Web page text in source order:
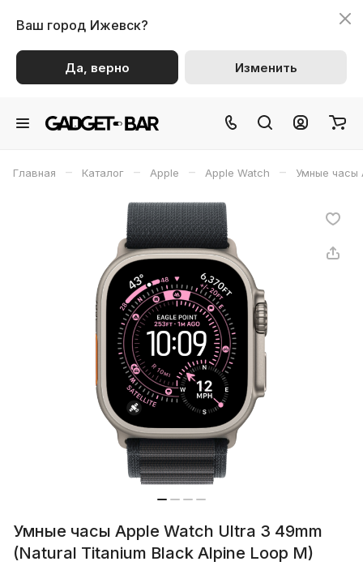
Ваш город Ижевск?
Да, верно Изменить
Главная – Каталог – Apple – Apple Watch – Умные часы
Умные часы Apple Watch Ultra 3 49mm
(Natural Titanium Black Alpine Loop M)